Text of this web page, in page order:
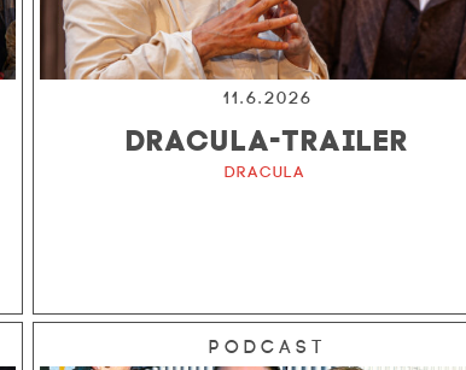
11.6.2026
DRACULA-TRAILER
Dracula
Podcast